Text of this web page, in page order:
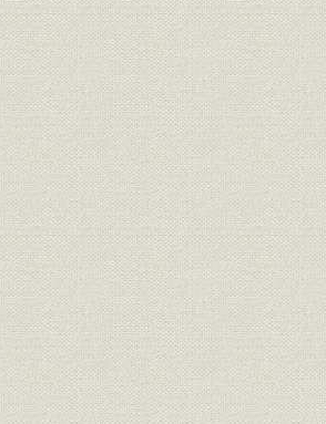
スパークプラグ関連品売上高・
輸出額の推移
昭和40~
セラミック売上高・輸出額の推
移
昭和40~平
総売上高・利益の推移 昭和11~
財務諸表解題
貸借対照表 昭和
損益計算書 昭和